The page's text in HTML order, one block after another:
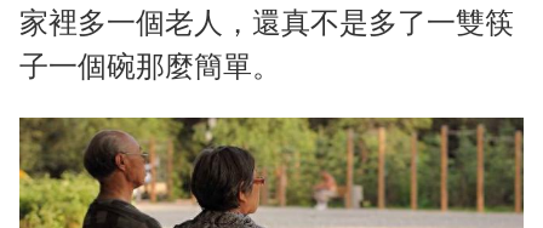
家裡多一個老人，還真不是多了一雙筷
子一個碗那麼簡單。